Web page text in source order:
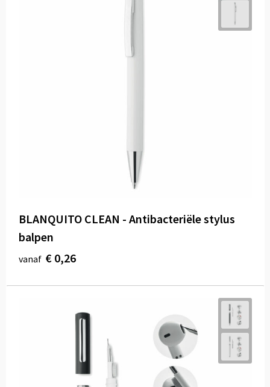
BLANQUITO CLEAN - Antibacteriële stylus
balpen
vanaf € 0,26